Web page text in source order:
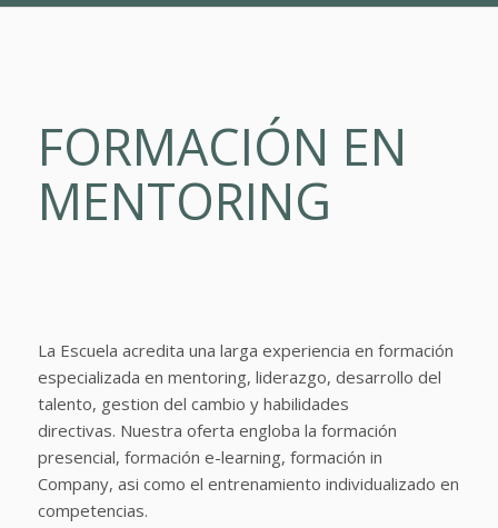
FORMACIÓN EN
MENTORING
La Escuela acredita una larga experiencia en formación
especializada en mentoring, liderazgo, desarrollo del
talento, gestion del cambio y habilidades
directivas. Nuestra oferta engloba la formación
presencial, formación e-learning, formación in
Company, asi como el entrenamiento individualizado en
competencias.